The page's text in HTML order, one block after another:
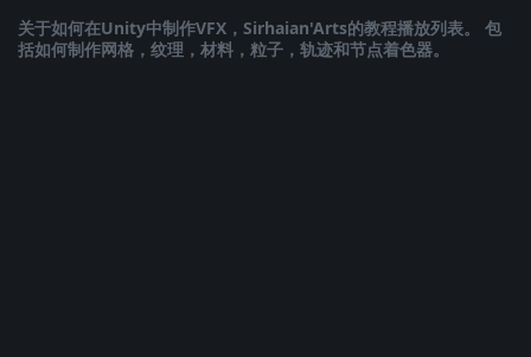
关于如何在Unity中制作VFX，Sirhaian'Arts的教程播放列表。 包
括如何制作网格，纹理，材料，粒子，轨迹和节点着色器。